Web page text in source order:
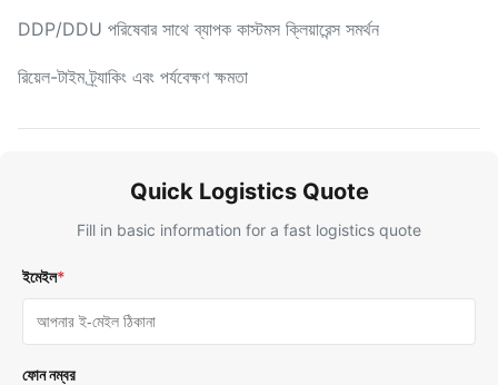
DDP/DDU পরিষেবার সাথে ব্যাপক কাস্টমস ক্লিয়ারেন্স সমর্থন
রিয়েল-টাইম ট্র্যাকিং এবং পর্যবেক্ষণ ক্ষমতা
Quick Logistics Quote
Fill in basic information for a fast logistics quote
ইমেইল*
ফোন নম্বর